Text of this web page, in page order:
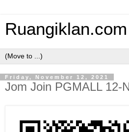
Ruangiklan.com
Friday, November 12, 2021
Jom Join PGMALL 12-